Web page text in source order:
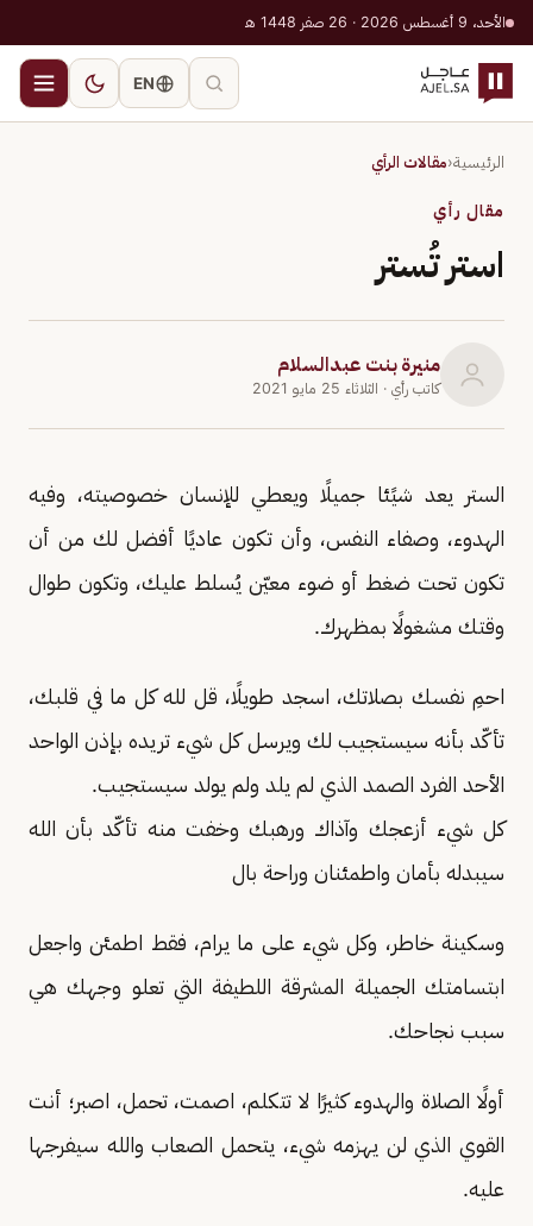
الأحد، 9 أغسطس 2026 · 26 صفر 1448 هـ
EN
الرئيسية‹مقالات الرأي
مقال رأي
استر تُستر
منيرة بنت عبدالسلام
كاتب رأي · الثلاثاء 25 مايو 2021
الستر يعد شيًئا جميلًا ويعطي للإنسان خصوصيته، وفيه
الهدوء، وصفاء النفس، وأن تكون عاديًا أفضل لك من أن
تكون تحت ضغط أو ضوء معيّن يُسلط عليك، وتكون طوال
وقتك مشغولًا بمظهرك.
احمِ نفسك بصلاتك، اسجد طويلًا، قل لله كل ما في قلبك،
تأكّد بأنه سيستجيب لك ويرسل كل شيء تريده بإذن الواحد
الأحد الفرد الصمد الذي لم يلد ولم يولد سيستجيب.
كل شيء أزعجك وآذاك ورهبك وخفت منه تأكّد بأن الله
سيبدله بأمان واطمئنان وراحة بال
وسكينة خاطر، وكل شيء على ما يرام، فقط اطمئن واجعل
ابتسامتك الجميلة المشرقة اللطيفة التي تعلو وجهك هي
سبب نجاحك.
أولًا الصلاة والهدوء كثيرًا لا تتكلم، اصمت، تحمل، اصبر؛ أنت
القوي الذي لن يهزمه شيء، يتحمل الصعاب والله سيفرجها
عليه.